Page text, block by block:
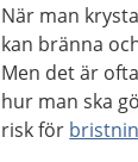
När man
kan bränna
Men det är
hur man ska
risk för